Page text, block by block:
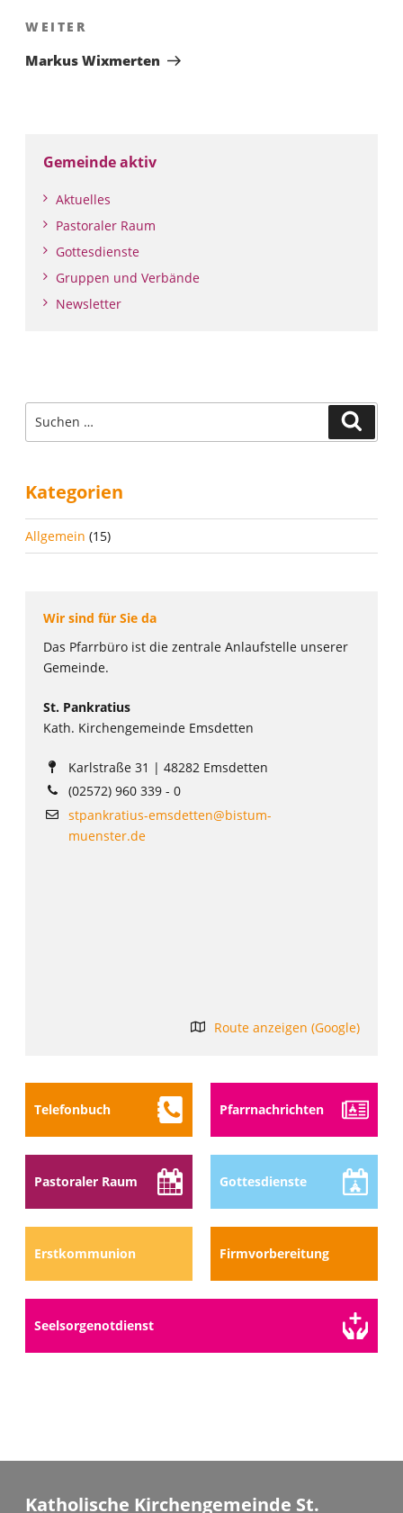
Nächster
WEITER
Markus Wixmerten
Gemeinde aktiv
Aktuelles
Pastoraler Raum
Gottesdienste
Gruppen und Verbände
Newsletter
nach:
Kategorien
Allgemein (15)
Wir sind für Sie da
Das Pfarrbüro ist die zentrale Anlaufstelle unserer
Gemeinde.
St. Pankratius
Kath. Kirchengemeinde Emsdetten
Karlstraße 31 | 48282 Emsdetten
(02572) 960 339 - 0
stpankratius-emsdetten@bistum-
muenster.de
Route anzeigen (Google)
Telefon­buch Pfarr­nach­richten
Pastoraler Raum Gottes­dienste
Erstkommunion Firmvorbereitung
Seelsorge­notdienst
Katholische Kirchengemeinde St.